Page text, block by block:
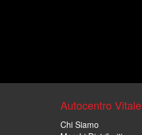
Autocentro Vitale
Chi Siamo